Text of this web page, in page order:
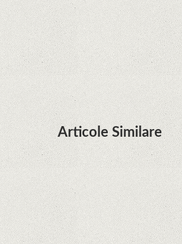
Huawei P50 primeşte o posibilă
şi e mai curând decât credeam;
telephoto cu zoom optic variabil
Articole Similare